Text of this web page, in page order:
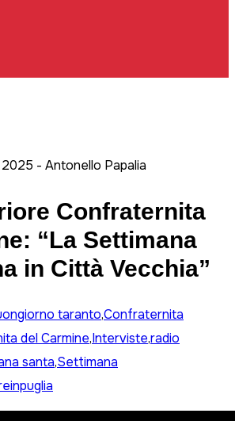
Confraternita
“La Settimana
in Città Vecchia”
taranto,Confraternita
del Carmine,Interviste,radio
santa,Settimana